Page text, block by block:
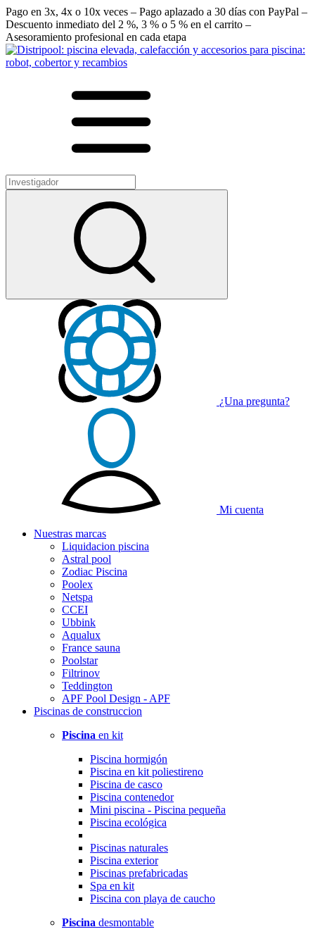
Pago en 3x, 4x o 10x veces – Pago aplazado a 30 días con PayPal –
Descuento inmediato del 2 %, 3 % o 5 % en el carrito –
Asesoramiento profesional en cada etapa
¿Una pregunta?
Mi cuenta
Nuestras marcas
Liquidacion piscina
Astral pool
Zodiac Piscina
Poolex
Netspa
CCEI
Ubbink
Aqualux
France sauna
Poolstar
Filtrinov
Teddington
APF Pool Design - APF
Piscinas de construccion
Piscina en kit
Piscina hormigón
Piscina en kit poliestireno
Piscina de casco
Piscina contenedor
Mini piscina - Piscina pequeña
Piscina ecológica
Piscinas naturales
Piscina exterior
Piscinas prefabricadas
Spa en kit
Piscina con playa de caucho
Piscina desmontable